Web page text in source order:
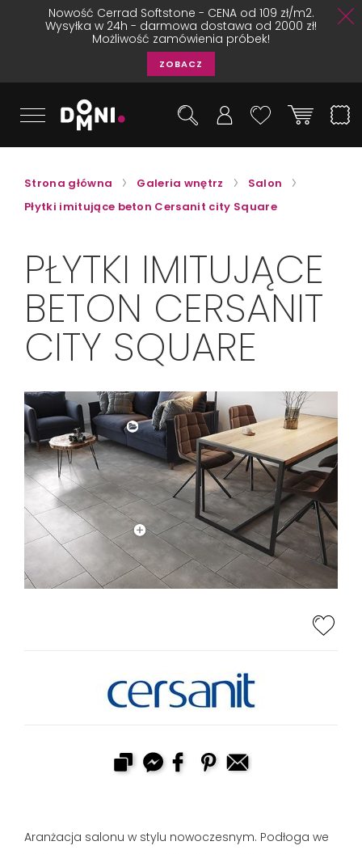
Nowość Cerrad Softstone - CENA od 109 zł/m2.
Wysyłka w 24h - darmowa dostawa od 2000 zł!
Możliwość zamówienia próbek!
ZOBACZ
Strona główna Galeria wnętrz
Salon
Płytki imitujące beton Cersanit city Square
PŁYTKI IMITUJĄCE
BETON CERSANIT
CITY SQUARE
Aranżacja salonu w stylu nowoczesnym. Podłoga we